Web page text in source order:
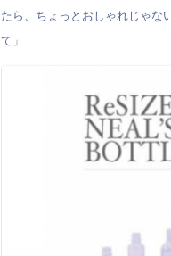
たら、ちょっとおしゃれじゃな
て」